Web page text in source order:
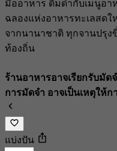
มื้ออาหาร ดื่มด่ำกับเมนูอา
ฉลองแห่งอาหารทะเลสด
จากนานาชาติ ทุกจานปรุ
ท้องถิ่น
ร้านอาหารอาจเรียกรับมั
การมัดจำ อาจเป็นเหตุให้ก
แบ่งปัน